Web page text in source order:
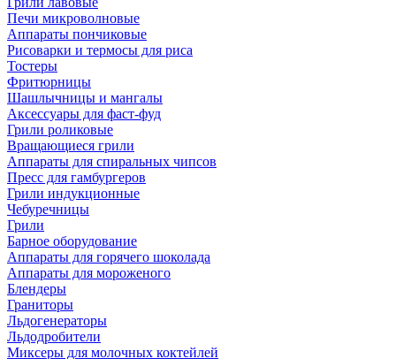
Печи микроволновые
Аппараты пончиковые
Рисоварки и термосы для риса
Тостеры
Фритюрницы
Шашлычницы и мангалы
Аксессуары для фаст-фуд
Грили роликовые
Вращающиеся грили
Аппараты для спиральных чипсов
Пресс для гамбургеров
Грили индукционные
Чебуречницы
Грили
Барное оборудование
Аппараты для горячего шоколада
Аппараты для мороженого
Блендеры
Граниторы
Льдогенераторы
Льдодробители
Миксеры для молочных коктейлей